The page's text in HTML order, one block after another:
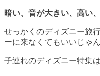
暗い、音が大きい、高い
せっかくのディズニー旅
ーに来なくてもいいじゃ
子連れのディズニー特集は